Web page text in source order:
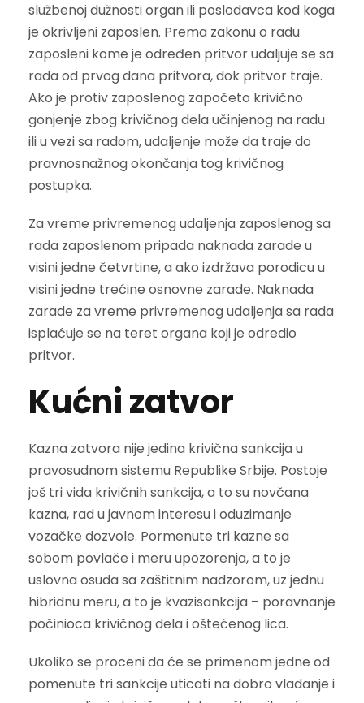
službenoj dužnosti organ ili poslodavca kod koga
je okrivljeni zaposlen. Prema zakonu o radu
zaposleni kome je određen pritvor udaljuje se sa
rada od prvog dana pritvora, dok pritvor traje.
Ako je protiv zaposlenog započeto krivično
gonjenje zbog krivičnog dela učinjenog na radu
ili u vezi sa radom, udaljenje može da traje do
pravnosnažnog okončanja tog krivičnog
postupka.
Za vreme privremenog udaljenja zaposlenog sa
rada zaposlenom pripada naknada zarade u
visini jedne četvrtine, a ako izdržava porodicu u
visini jedne trećine osnovne zarade. Naknada
zarade za vreme privremenog udaljenja sa rada
isplaćuje se na teret organa koji je odredio
pritvor.
Kućni zatvor
Kazna zatvora nije jedina krivična sankcija u
pravosudnom sistemu Republike Srbije. Postoje
još tri vida krivičnih sankcija, a to su novčana
kazna, rad u javnom interesu i oduzimanje
vozačke dozvole. Pormenute tri kazne sa
sobom povlače i meru upozorenja, a to je
uslovna osuda sa zaštitnim nadzorom, uz jednu
hibridnu meru, a to je kvazisankcija – poravnanje
počinioca krivičnog dela i oštećenog lica.
Ukoliko se proceni da će se primenom jedne od
pomenute tri sankcije uticati na dobro vladanje i